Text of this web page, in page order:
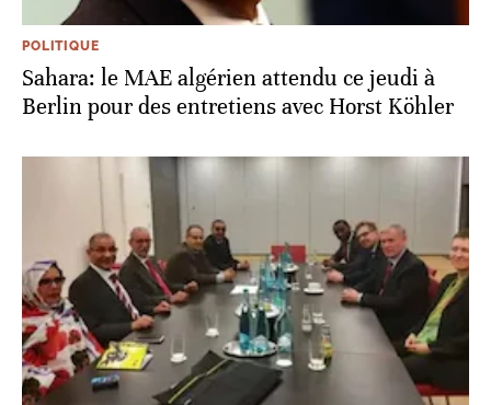
POLITIQUE
Sahara: le MAE algérien attendu ce jeudi à
Berlin pour des entretiens avec Horst Köhler